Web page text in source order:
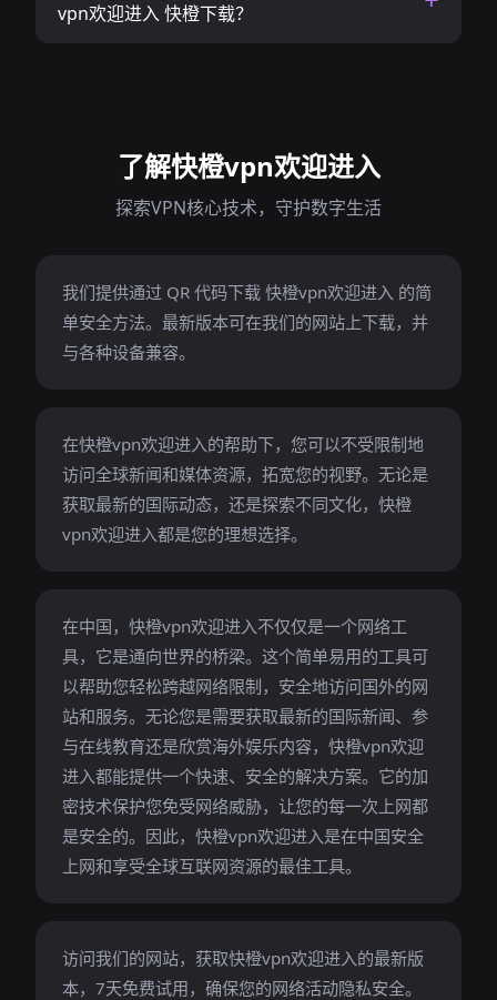
vpn欢迎进入 快橙下载？
了解快橙vpn欢迎进入
探索VPN核心技术，守护数字生活
我们提供通过 QR 代码下载 快橙vpn欢迎进入 的简
单安全方法。最新版本可在我们的网站上下载，并
与各种设备兼容。
在快橙vpn欢迎进入的帮助下，您可以不受限制地
访问全球新闻和媒体资源，拓宽您的视野。无论是
获取最新的国际动态，还是探索不同文化，快橙
vpn欢迎进入都是您的理想选择。
在中国，快橙vpn欢迎进入不仅仅是一个网络工
具，它是通向世界的桥梁。这个简单易用的工具可
以帮助您轻松跨越网络限制，安全地访问国外的网
站和服务。无论您是需要获取最新的国际新闻、参
与在线教育还是欣赏海外娱乐内容，快橙vpn欢迎
进入都能提供一个快速、安全的解决方案。它的加
密技术保护您免受网络威胁，让您的每一次上网都
是安全的。因此，快橙vpn欢迎进入是在中国安全
上网和享受全球互联网资源的最佳工具。
访问我们的网站，获取快橙vpn欢迎进入的最新版
本，7天免费试用，确保您的网络活动隐私安全。